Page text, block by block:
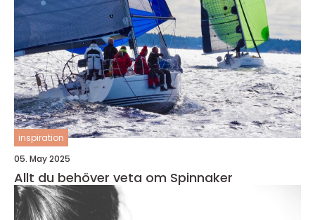
inspiration
05. May 2025
Allt du behöver veta om Spinnaker